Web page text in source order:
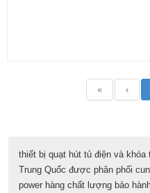
« ‹
thiết bị quạt hút tủ điện và
Trung Quốc được phân phối
power hàng chất lượng bảo